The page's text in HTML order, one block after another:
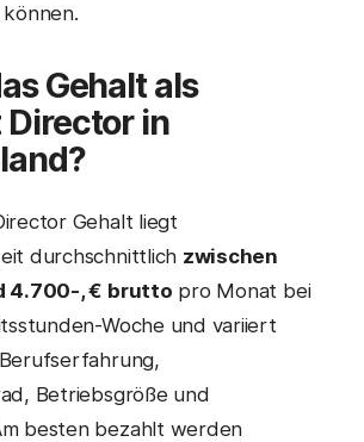
Gehalt als
in
Gehalt liegt
durchschnittlich zwischen
4.700-, € brutto pro Monat bei
Woche und variiert
Betriebsgröße und
besten bezahlt werden